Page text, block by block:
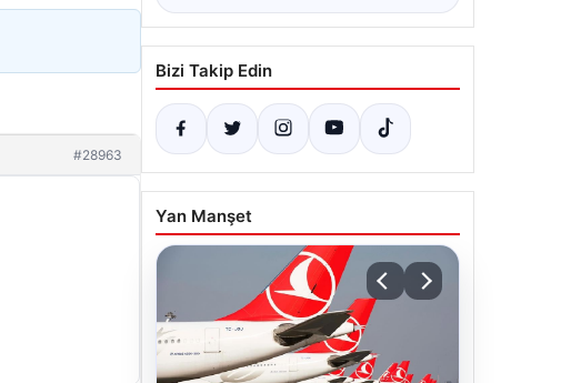
#28963
Bizi Takip Edin
Yan Manşet